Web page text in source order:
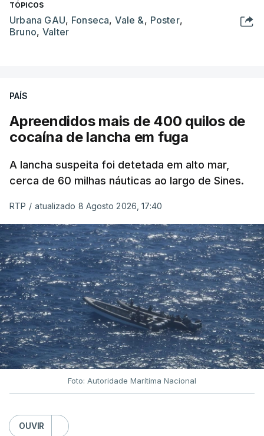
TÓPICOS
Urbana GAU, Fonseca,Vale &, Poster,
Bruno, Valter
PAÍS
Apreendidos mais de 400 quilos de
cocaína de lancha em fuga
A lancha suspeita foi detetada em alto mar,
cerca de 60 milhas náuticas ao largo de Sines.
RTP / atualizado 8 Agosto 2026, 17:40
Foto: Autoridade Marítima Nacional
OUVIR